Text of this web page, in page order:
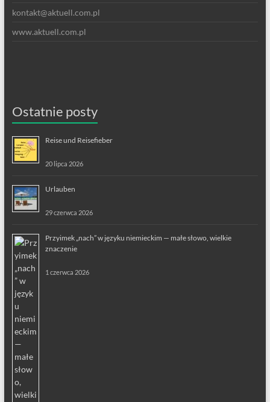
kontakt@aktuell.com.pl
www.aktuell.com.pl
Ostatnie posty
Reise und Reisefieber
20 lipca 2026
Urlauben
29 czerwca 2026
Przyimek „nach” w języku niemieckim — małe słowo, wielkie
znaczenie
1 czerwca 2026